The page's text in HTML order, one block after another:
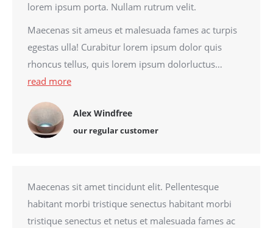
lorem ipsum porta. Nullam rutrum velit.
Maecenas sit ameus et malesuada fames ac turpis
egestas ulla! Curabitur lorem ipsum dolor quis
rhoncus tellus, quis lorem ipsum dolorluctus…
read more
Alex Windfree
our regular customer
Maecenas sit amet tincidunt elit. Pellentesque
habitant morbi tristique senectus habitant morbi
tristique senectus et netus et malesuada fames ac